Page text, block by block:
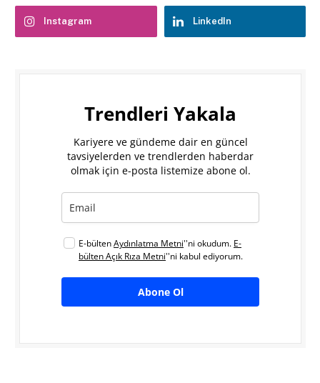
Instagram LinkedIn
Trendleri Yakala
Kariyere ve gündeme dair en güncel
tavsiyelerden ve trendlerden haberdar
olmak için e-posta listemize abone ol.
E-bültenAydınlatma Metni''ni okudum. E-
bülten Açık Rıza Metni''ni kabul ediyorum.
Abone Ol